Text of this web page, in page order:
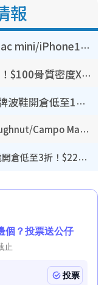
報
豐澤優惠勁減低至44折！Mac mini/iPhone17Pro大減價！廚房家電$220起
港大推賽馬會強化骨骼計劃！$100骨質密度X光檢查 完成免費運動訓練送超市禮券！附參加資格
開倉優惠 | 尖沙咀海港城名牌波鞋開倉低至1折！On鞋$899起／Joy&Peace鞋履$98起
開倉優惠｜銅鑼灣時代廣場Doughnut/Campo Marzio開倉低至1折！背囊、書包、手袋劈價$200起
廚具開倉｜特福Tefal廚具/家電開倉低至3折！$220起買平底鍋/炒鑊/湯煲！電飯煲/吸塵機/燙斗$418起